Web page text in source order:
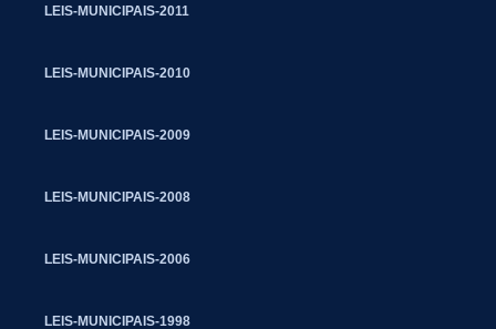
LEIS-MUNICIPAIS-2011
LEIS-MUNICIPAIS-2010
LEIS-MUNICIPAIS-2009
LEIS-MUNICIPAIS-2008
LEIS-MUNICIPAIS-2006
LEIS-MUNICIPAIS-1998